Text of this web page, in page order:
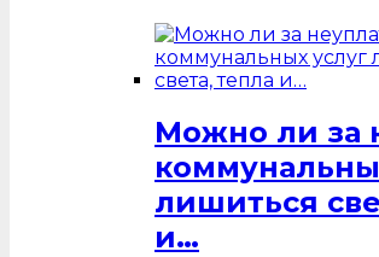
Можно ли за
лишиться
и…